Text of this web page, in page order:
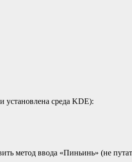
установлена среда KDE):
метод ввода «Пиньинь» (не